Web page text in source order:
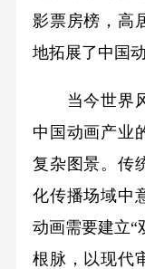
影票房榜，高
地拓展了中国
当今世界风
中国动画产业
复杂图景。传
化传播场域中
动画需要建立“
根脉，以现代